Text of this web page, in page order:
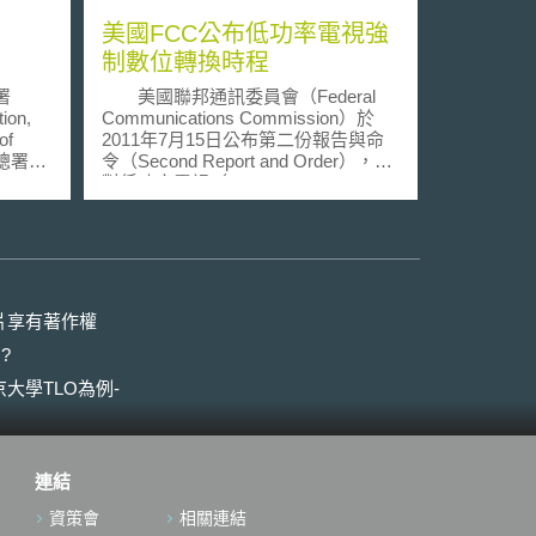
署
一項
以公
邦機
、
家中
所提
情報
控制
聯
13
美國FCC公布低功率電視強
制數位轉換時程
美國聯邦通訊委員會（Federal
Communications Commission）於
2011年7月15日公布第二份報告與命
令（Second Report and Order），針
對低功率電視（low power television,
簡稱LPTV）數位轉換時程進行規範，
電視服務所創設的類型；這些社區有
可能地處鄉野，但也有可能為大都會
令中同時要求現行使用700Mhz頻段
規劃（displacement applications），
並於2011年12月31日停止使用
享有著作權
大學TLO為例-
連結
資策會 相關連結